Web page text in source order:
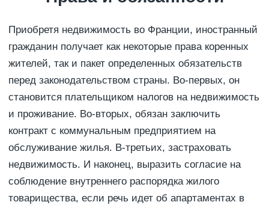
Приобретя недвижимость во Франции, иностранный
гражданин получает как некоторые права коренных
жителей, так и пакет определенных обязательств
перед законодательством страны. Во-первых, он
становится плательщиком налогов на недвижимость
и проживание. Во-вторых, обязан заключить
контракт с коммунальным предприятием на
обслуживание жилья. В-третьих, застраховать
недвижимость. И наконец, выразить согласие на
соблюдение внутреннего распорядка жилого
товарищества, если речь идет об апартаментах в